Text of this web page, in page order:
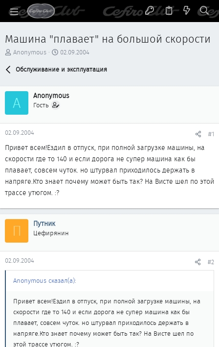
Машина "плавает" на большой скорости
А
е
м
ы
Anonymous
Д
т
а
л
02.09.2004
Обслуживание и эксплуатация
A Anonymous
Гость
02.09.2004 #1
Привет всем!Ездил в отпуск, при полной загрузке машины, на
скорости где то 140 и если дорога не супер машина как бы
плавает, совсем чуток. но штурвал приходилось держать в
напряге.Кто знает почему может быть так? На Висте шел по этой
трассе утюгом. :?
П Путник
Цефирянин
02.09.2004 #2
Anonymous сказал(а):
Привет всем!Ездил в отпуск, при полной загрузке машины, на
скорости где то 140 и если дорога не супер машина как бы
плавает, совсем чуток. но штурвал приходилось держать в
напряге.Кто знает почему может быть так? На Висте шел по
этой трассе утюгом. :?